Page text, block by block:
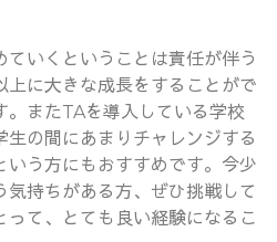
いくということは責任が伴う
に大きな成長をすることがで
。またTAを導入している学校
生の間にあまりチャレンジする
いう方にもおすすめです。今少
気持ちがある方、ぜひ挑戦して
って、とても良い経験になるこ